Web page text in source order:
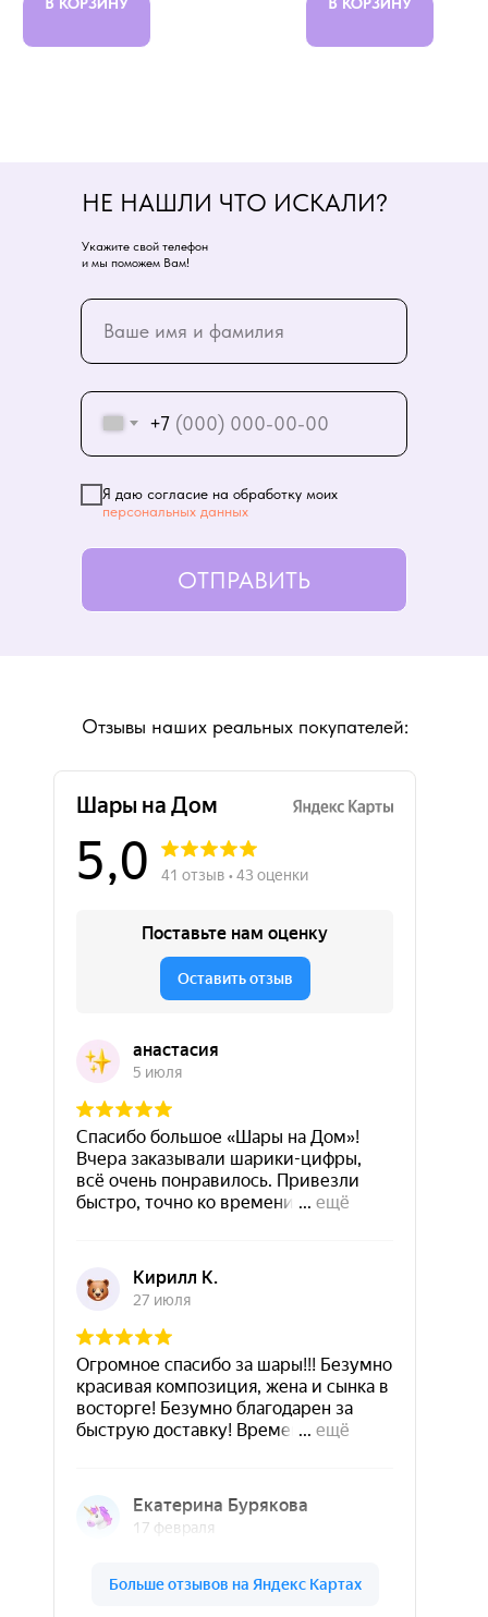
+7
Я даю согласие на обработку моих
персональных данных
ОТПРАВИТЬ
НЕ НАШЛИ ЧТО ИСКАЛИ?
Укажите свой телефон
и мы поможем Вам!
Отзывы наших реальных покупателей: